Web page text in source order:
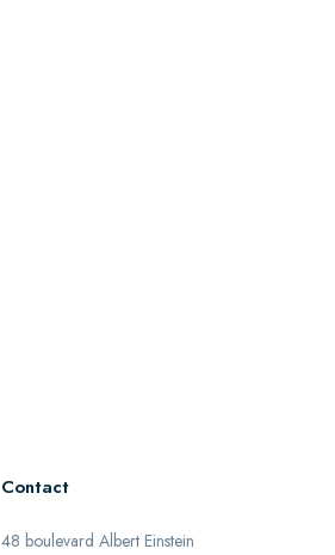
Contact
48 boulevard Albert Einstein